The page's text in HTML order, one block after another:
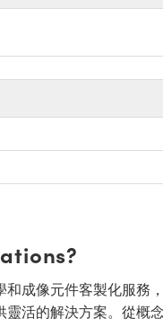
成像元件客製化服務
活的解決方案。從概